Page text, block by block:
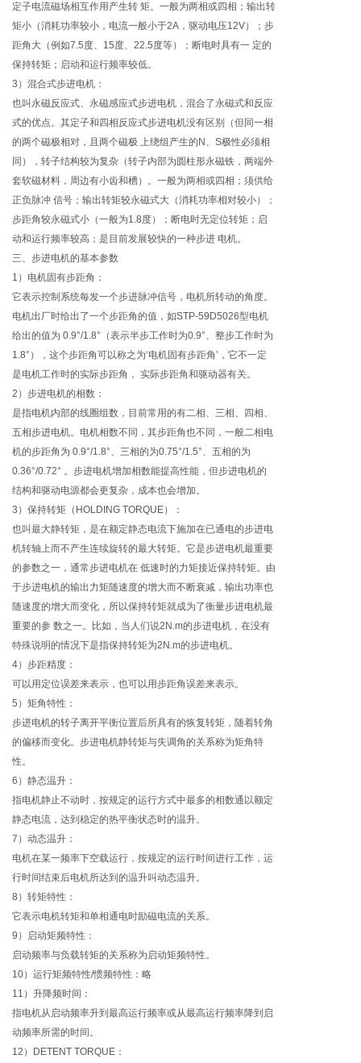
定子电流磁场相互作用产生转 矩。一般为两相或四相；输出转
矩小（消耗功率较小，电流一般小于2A，驱动电压12V）；步
距角大（例如7.5度、15度、22.5度等）；断电时具有一 定的
保持转矩；启动和运行频率较低。
3）混合式步进电机：
也叫永磁反应式、永磁感应式步进电机，混合了永磁式和反应
式的优点。其定子和四相反应式步进电机没有区别（但同一相
的两个磁极相对，且两个磁极 上绕组产生的N、S极性必须相
同），转子结构较为复杂（转子内部为圆柱形永磁铁，两端外
套软磁材料，周边有小齿和槽）。一般为两相或四相；须供给
正负脉冲 信号；输出转矩较永磁式大（消耗功率相对较小）；
步距角较永磁式小（一般为1.8度）；断电时无定位转矩；启
动和运行频率较高；是目前发展较快的一种步进 电机。
三、步进电机的基本参数
1）电机固有步距角：
它表示控制系统每发一个步进脉冲信号，电机所转动的角度。
电机出厂时给出了一个步距角的值，如STP-59D5026型电机
给出的值为 0.9°/1.8°（表示半步工作时为0.9°、整步工作时为
1.8°），这个步距角可以称之为‘电机固有步距角’，它不一定
是电机工作时的实际步距角， 实际步距角和驱动器有关。
2）步进电机的相数：
是指电机内部的线圈组数，目前常用的有二相、三相、四相、
五相步进电机。电机相数不同，其步距角也不同，一般二相电
机的步距角为 0.9°/1.8°、三相的为0.75°/1.5°、五相的为
0.36°/0.72° 。步进电机增加相数能提高性能，但步进电机的
结构和驱动电源都会更复杂，成本也会增加。
3）保持转矩（HOLDING TORQUE）：
也叫最大静转矩，是在额定静态电流下施加在已通电的步进电
机转轴上而不产生连续旋转的最大转矩。它是步进电机最重要
的参数之一，通常步进电机在 低速时的力矩接近保持转矩。由
于步进电机的输出力矩随速度的增大而不断衰减，输出功率也
随速度的增大而变化，所以保持转矩就成为了衡量步进电机最
重要的参 数之一。比如，当人们说2N.m的步进电机，在没有
特殊说明的情况下是指保持转矩为2N.m的步进电机。
4）步距精度：
可以用定位误差来表示，也可以用步距角误差来表示。
5）矩角特性：
步进电机的转子离开平衡位置后所具有的恢复转矩，随着转角
的偏移而变化。步进电机静转矩与失调角的关系称为矩角特
性。
6）静态温升：
指电机静止不动时，按规定的运行方式中最多的相数通以额定
静态电流，达到稳定的热平衡状态时的温升。
7）动态温升：
电机在某一频率下空载运行，按规定的运行时间进行工作，运
行时间结束后电机所达到的温升叫动态温升。
8）转矩特性：
它表示电机转矩和单相通电时励磁电流的关系。
9）启动矩频特性：
启动频率与负载转矩的关系称为启动矩频特性。
10）运行矩频特性/惯频特性：略
11）升降频时间：
指电机从启动频率升到最高运行频率或从最高运行频率降到启
动频率所需的时间。
12）DETENT TORQUE：